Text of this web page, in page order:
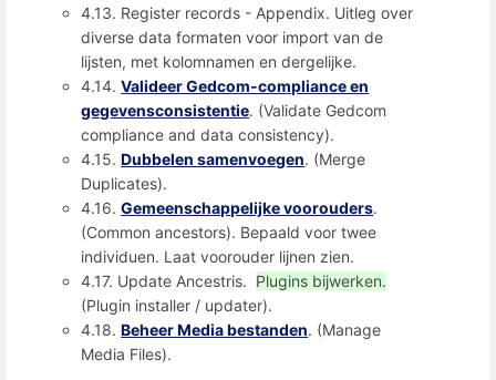
4.13. Register records - Appendix. Uitleg over
diverse data formaten voor import van de
lijsten, met kolomnamen en dergelijke.
4.14.Valideer Gedcom-compliance en
gegevensconsistentie. (Validate Gedcom
compliance and data consistency).
4.15.Dubbelen samenvoegen. (Merge
Duplicates).
4.16.Gemeenschappelijke voorouders.
(Common ancestors). Bepaald voor twee
individuen. Laat voorouder lijnen zien.
4.17. Update Ancestris. Plugins bijwerken.
(Plugin installer / updater).
4.18.Beheer Media bestanden. (Manage
Media Files).